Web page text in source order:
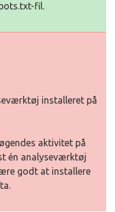
fil.
installeret på
aktivitet på
én analyseværktøj
godt at installere